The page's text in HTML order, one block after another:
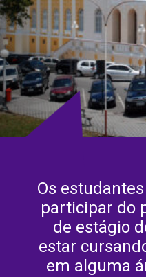
Os
participar do
de estágio
estar
em alguma